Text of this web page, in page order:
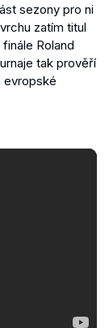
sezony pro ni
zatím titul
Roland
tak prověří
evropské